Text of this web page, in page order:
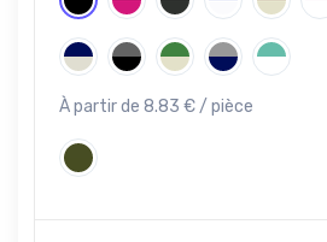
À partir de 8.83 € / pièce